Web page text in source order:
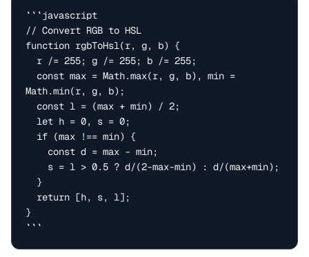
```javascript
// Convert RGB to HSL
function rgbToHsl(r, g, b) {
Math.min(r, g, b);
}
```